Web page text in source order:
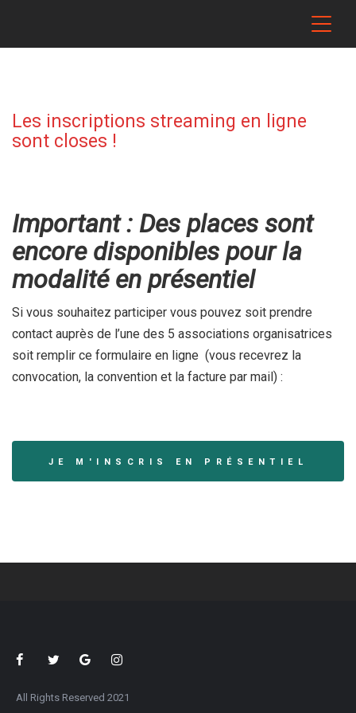
Les inscriptions streaming en ligne
sont closes !
Important : Des places sont
encore disponibles pour la
modalité en présentiel
Si vous souhaitez participer vous pouvez soit prendre
contact auprès de l’une des 5 associations organisatrices
soit remplir ce formulaire en ligne (vous recevrez la
convocation, la convention et la facture par mail) :
JE M'INSCRIS EN PRÉSENTIEL
All Rights Reserved 2021